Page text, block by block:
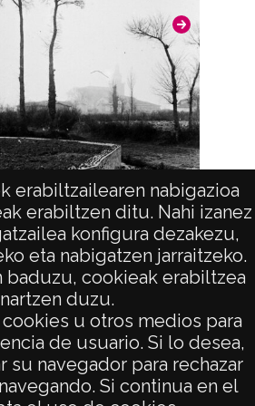
erabiltzailearen nabigazioa
erabiltzen ditu. Nahi izanez
konfigura dezakezu,
eta nabigatzen jarraitzeko.
baduzu, cookieak erabiltzea
duzu.
u otros medios para
de usuario. Si lo desea,
su navegador para rechazar
Si continua en el
23418 Duplicado del
las imágenes
4.0Vista (ALI)
DE PRIVACIDAD
CIUDADANA